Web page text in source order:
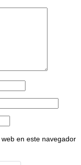
en este navegador